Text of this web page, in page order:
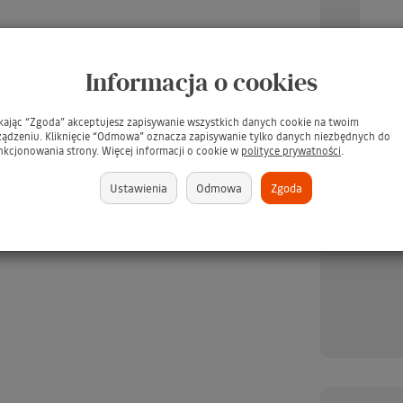
Tee Juice Fabric
Medium Point
BLUE / Niebieski pisak
brakuje349 zł
TARRAGO Dubbin 50ml #00
INCOLORO / BEZBARWNY
tłuszcz do pielęgnacji skór -
GRATIS
/
Informacja o cookies
“Zgoda” akceptujesz zapisywanie wszystkich danych cookie na twoim
Kliknięcie “Odmowa” oznacza zapisywanie tylko danych niezbędnych do
strony. Więcej informacji o cookie w polityce prywatności.
Ustawienia Odmowa Zgoda